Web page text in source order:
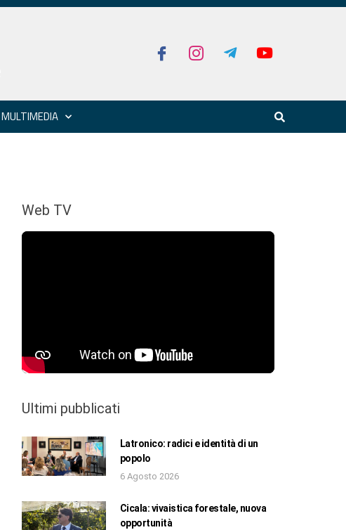
MULTIMEDIA
Web TV
Ultimi pubblicati
Latronico: radici e identità di un
popolo
6 Agosto 2026
Cicala: vivaistica forestale, nuova
opportunità